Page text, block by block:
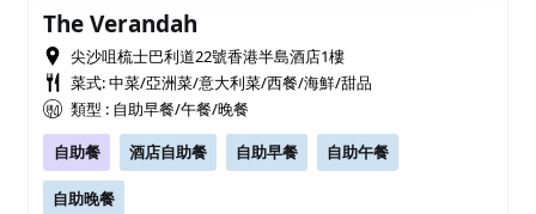
The Verandah
尖沙咀梳士巴利道22號香港半島酒店1樓
菜式: 中菜/亞洲菜/意大利菜/西餐/海鮮/甜品
類型 : 自助早餐/午餐/晚餐
自助餐
酒店自助餐 自助早餐 自助午餐
自助晚餐